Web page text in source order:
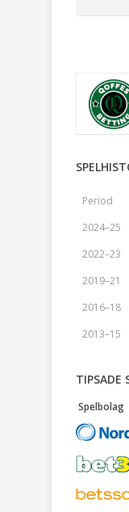
Period
2024–25
2022–23
2019–21
2016–18
2013–15
TIPSADE
Spelbolag